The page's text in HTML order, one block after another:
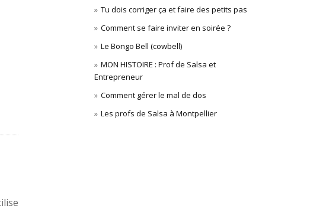
Tu dois corriger ça et faire des petits pas
Comment se faire inviter en soirée ?
Le Bongo Bell (cowbell)
MON HISTOIRE : Prof de Salsa et
Entrepreneur
Comment gérer le mal de dos
Les profs de Salsa à Montpellier